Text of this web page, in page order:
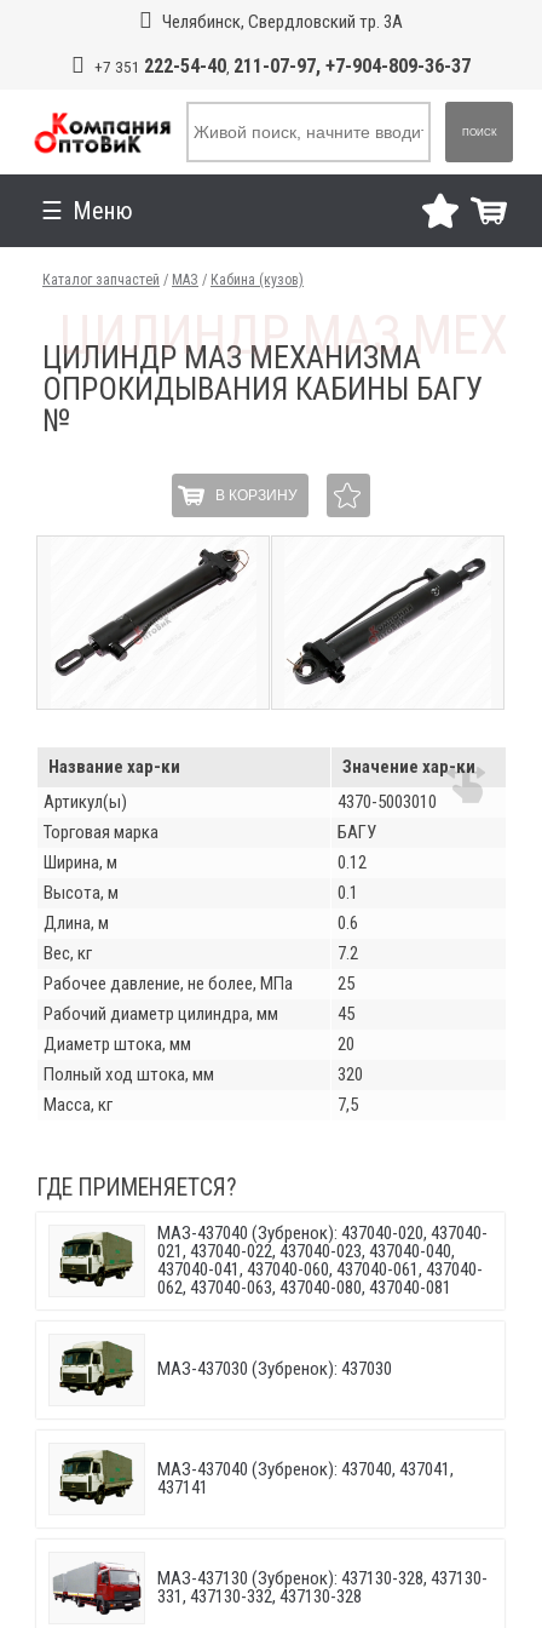
Челябинск, Свердловский тр. 3А
+7 351 222-54-40, 211-07-97, +7-904-809-36-37
ПОИСК
Меню
Каталог запчастей / МАЗ / Кабина (кузов)
ЦИЛИНДР МАЗ МЕХАНИЗМА
ОПРОКИДЫВАНИЯ КАБИНЫ БАГУ
№
В КОРЗИНУ
Название хар-ки
Значение хар-ки
Артикул(ы)
4370-5003010
Торговая марка
БАГУ
Ширина, м
0.12
Высота, м
0.1
Длина, м
0.6
Вес, кг
7.2
Рабочее давление, не более, МПа
25
Рабочий диаметр цилиндра, мм
45
Диаметр штока, мм
20
Полный ход штока, мм
320
Масса, кг
7,5
ГДЕ ПРИМЕНЯЕТСЯ?
МАЗ-437040 (Зубренок): 437040-020, 437040-
021, 437040-022, 437040-023, 437040-040,
437040-041, 437040-060, 437040-061, 437040-
062, 437040-063, 437040-080, 437040-081
МАЗ-437030 (Зубренок): 437030
МАЗ-437040 (Зубренок): 437040, 437041,
437141
МАЗ-437130 (Зубренок): 437130-328, 437130-
331, 437130-332, 437130-328